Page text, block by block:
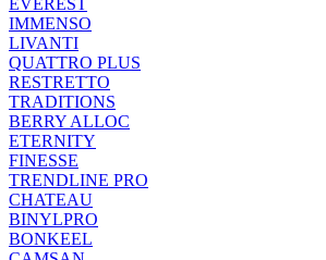
EVEREST
IMMENSO
LIVANTI
QUATTRO PLUS
RESTRETTO
TRADITIONS
BERRY ALLOC
ETERNITY
FINESSE
TRENDLINE PRO
CHATEAU
BINYLPRO
BONKEEL